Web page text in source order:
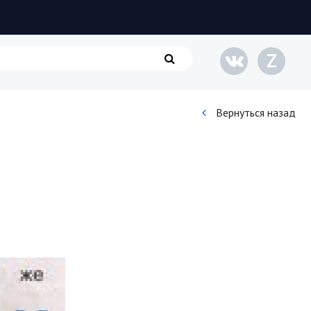
Строительство
Z
Вернуться назад